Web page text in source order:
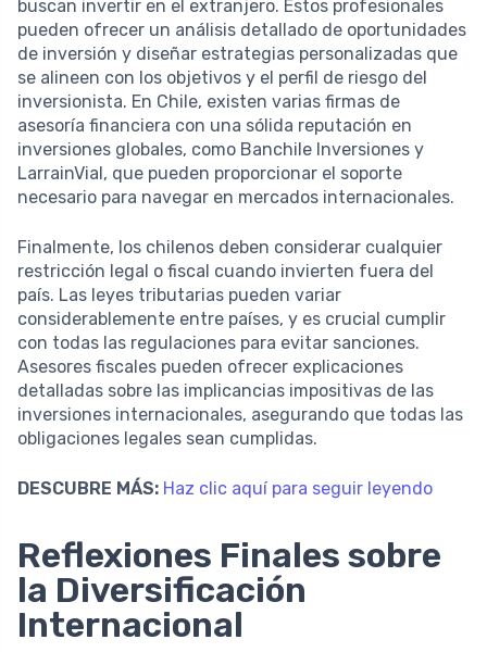
buscan invertir en el extranjero. Estos profesionales
pueden ofrecer un análisis detallado de oportunidades
de inversión y diseñar estrategias personalizadas que
se alineen con los objetivos y el perfil de riesgo del
inversionista. En Chile, existen varias firmas de
asesoría financiera con una sólida reputación en
inversiones globales, como Banchile Inversiones y
LarrainVial, que pueden proporcionar el soporte
necesario para navegar en mercados internacionales.
Finalmente, los chilenos deben considerar cualquier
restricción legal o fiscal cuando invierten fuera del
país. Las leyes tributarias pueden variar
considerablemente entre países, y es crucial cumplir
con todas las regulaciones para evitar sanciones.
Asesores fiscales pueden ofrecer explicaciones
detalladas sobre las implicancias impositivas de las
inversiones internacionales, asegurando que todas las
obligaciones legales sean cumplidas.
DESCUBRE MÁS: Haz clic aquí para seguir leyendo
Reflexiones Finales sobre
la Diversificación
Internacional